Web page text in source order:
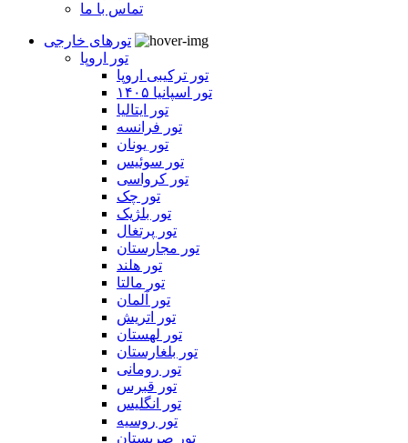
تماس با ما
تورهای خارجی
تور اروپا
تور ترکیبی اروپا
تور اسپانیا ۱۴۰۵
تور ایتالیا
تور فرانسه
تور یونان
تور سوئیس
تور کرواسی
تور چک
تور بلژیک
تور پرتغال
تور مجارستان
تور هلند
تور مالتا
تور آلمان
تور اتریش
تور لهستان
تور بلغارستان
تور رومانی
تور قبرس
تور انگلیس
تور روسیه
تور صربستان